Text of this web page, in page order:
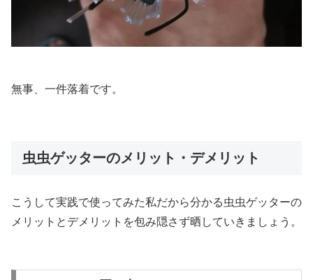
無事、一件落着です。
虫虫ゲッターのメリット・デメリット
こうして実践で使ってみた私だから分かる虫虫ゲッターの
メリットとデメリットを包み隠さず晒していきましょう。